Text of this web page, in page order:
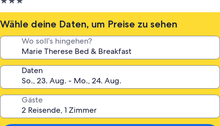
Sterne-
Unterkunft
Wähle deine Daten, um Preise zu sehen
Wo soll’s hingehen?
Daten
Gäste